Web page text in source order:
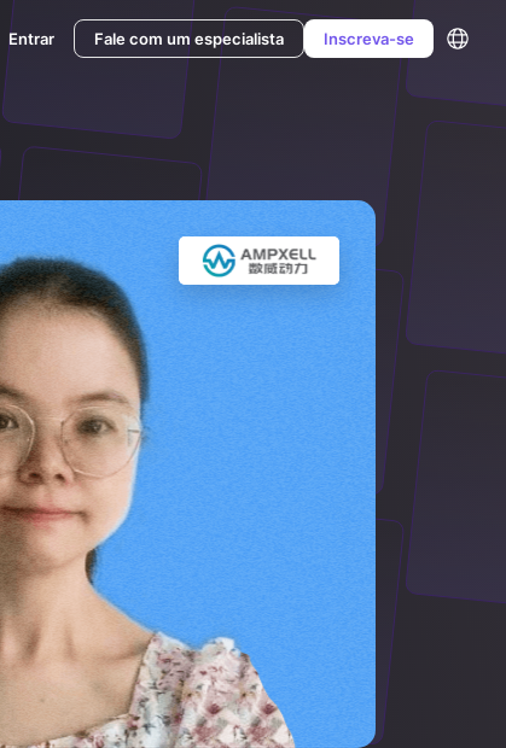
Entrar Fale com um especialista Inscreva-se